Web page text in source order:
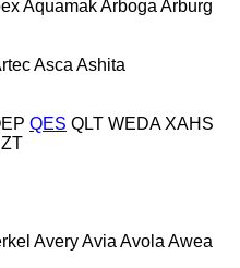
AquamakArboga Arburg
Asca Ashita
QES QLT WEDA XAHS
ZT
AveryAvia Avola Awea